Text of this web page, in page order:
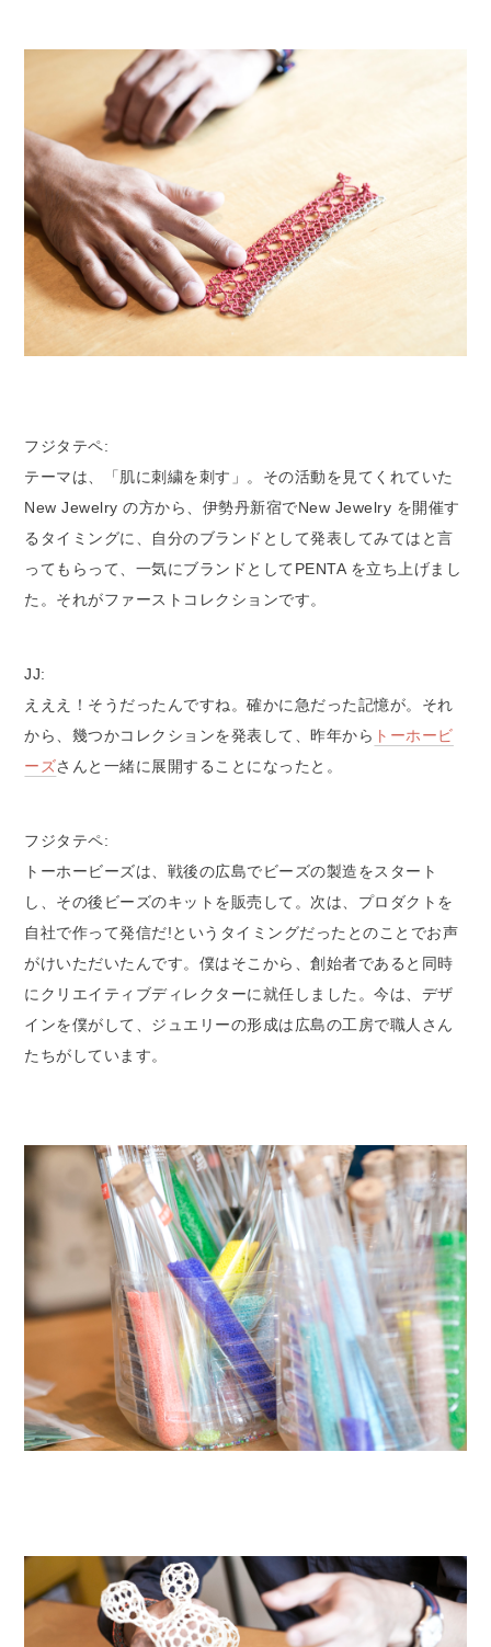
フジタテペ:
テーマは、「肌に刺繍を刺す」。その活動を見てくれていた
New Jewelry の方から、伊勢丹新宿でNew Jewelry を開催す
るタイミングに、自分のブランドとして発表してみてはと言
ってもらって、一気にブランドとしてPENTA を立ち上げまし
た。それがファーストコレクションです。
JJ:
えええ！そうだったんですね。確かに急だった記憶が。それ
から、幾つかコレクションを発表して、昨年から トーホービ
ーズさんと一緒に展開することになったと。
フジタテペ:
トーホービーズは、戦後の広島でビーズの製造をスタート
し、その後ビーズのキットを販売して。次は、プロダクトを
自社で作って発信だ!というタイミングだったとのことでお声
がけいただいたんです。僕はそこから、創始者であると同時
にクリエイティブディレクターに就任しました。今は、デザ
インを僕がして、ジュエリーの形成は広島の工房で職人さん
たちがしています。